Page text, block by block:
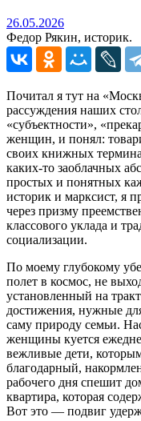
26.05.202626.05.2026
Федор Рякин, историк.
Почитал я тут на
рассуждения наших
«субъектности»,
женщин, и понял:
своих книжных
каких-то заоблачных
простых и понятных
историк и марксист, я
через призму
классового уклада и
социализации.
По моему глубокому
полет в космос, не
установленный на
достижения, нужные
саму природу семьи.
женщины куется
вежливые дети,
благодарный,
рабочего дня спешит
квартира, которая
Вот это — подвиг